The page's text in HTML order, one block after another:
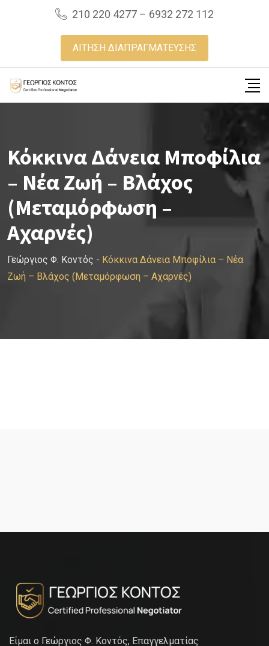
210 220 4277 – 6932 272 112
ΑΙΤΗΣΗ ΔΙΑΠΡΑΓΜΑΤΕΥΣΗΣ
Κόκκινα Δάνεια Μποφίλια
– Νέα Ζωή – Βλάχος
(Μεταμόρφωση –
Αχαρνές)
Γεώργιος Φ. Κοντός - Κόκκινα Δάνεια Μποφίλια – Νέα
Ζωή – Βλάχος (Μεταμόρφωση – Αχαρνές)
Είμαι ο Γεώργιος Φ. Κοντός, Επαγγελματίας